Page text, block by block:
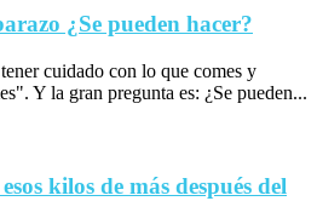
¿Se pueden hacer?
cuidado con lo que comes y
Y la gran pregunta es: ¿Se pueden...
kilos de más después del